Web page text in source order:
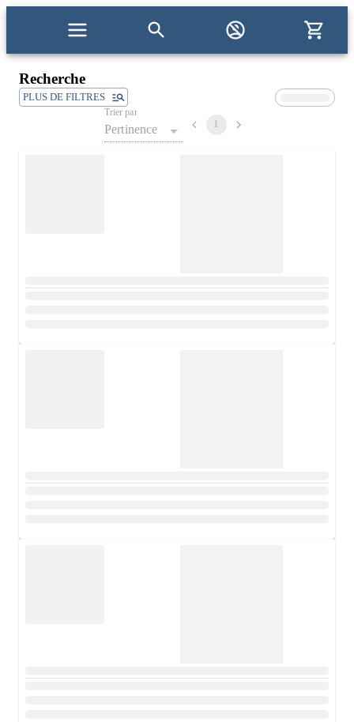
Recherche
PLUS DE FILTRES
Trier par
Pertinence 1